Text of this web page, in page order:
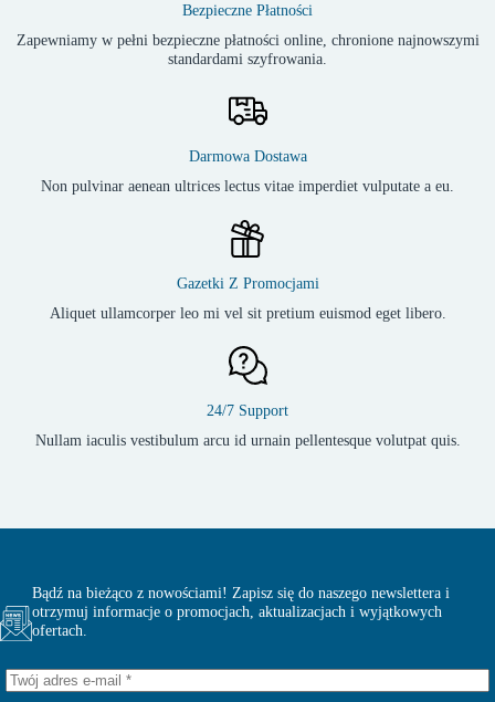
Bezpieczne Płatności
Zapewniamy w pełni bezpieczne płatności online, chronione najnowszymi
standardami szyfrowania.
Darmowa Dostawa
Non pulvinar aenean ultrices lectus vitae imperdiet vulputate a eu.
Gazetki Z Promocjami
Aliquet ullamcorper leo mi vel sit pretium euismod eget libero.
24/7 Support
Nullam iaculis vestibulum arcu id urnain pellentesque volutpat quis.
Bądź na bieżąco z nowościami! Zapisz się do naszego newslettera i
otrzymuj informacje o promocjach, aktualizacjach i wyjątkowych
ofertach.